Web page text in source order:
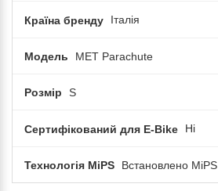
Країна бренду Італія
Модель MET Parachute
Розмір S
Сертифікований для E-Bike Ні
Технологія MiPS Встановлено MiPS